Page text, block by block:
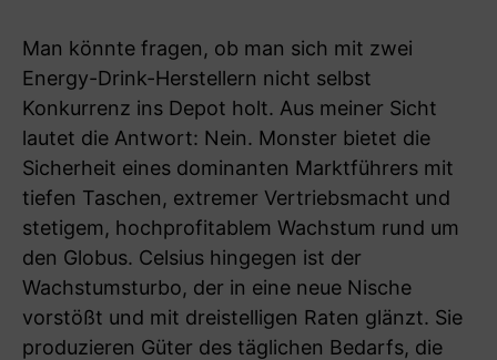
Man könnte fragen, ob man sich mit zwei
Energy-Drink-Herstellern nicht selbst
Konkurrenz ins Depot holt. Aus meiner Sicht
lautet die Antwort: Nein. Monster bietet die
Sicherheit eines dominanten Marktführers mit
tiefen Taschen, extremer Vertriebsmacht und
stetigem, hochprofitablem Wachstum rund um
den Globus. Celsius hingegen ist der
Wachstumsturbo, der in eine neue Nische
vorstößt und mit dreistelligen Raten glänzt. Sie
produzieren Güter des täglichen Bedarfs, die